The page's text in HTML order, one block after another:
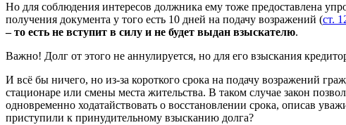
Но для соблюдения интересов должника ему тоже предоставлена
получения документа у того есть 10 дней на подачу возражений (ст.
– то есть не вступит в силу и не будет выдан взыскателю.
Важно! Долг от этого не аннулируется, но для его взыскания
И всё бы ничего, но из-за короткого срока на подачу возражений
стационаре или смены места жительства. В таком случае закон
одновременно ходатайствовать о восстановлении срока, описав
приступили к принудительному взысканию долга?